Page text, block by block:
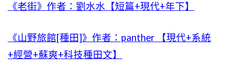
《老街》作者：劉水水【短篇+現代+年下】
《山野旅館[種田]》作者：panther 【現代+系統
+經營+蘇爽+科技種田文】